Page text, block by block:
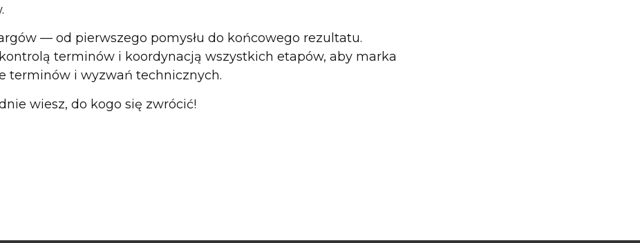
— od pierwszego pomysłu do końcowego rezultatu.
terminów i koordynacją wszystkich etapów, aby marka
terminów i wyzwań technicznych.
wiesz, do kogo się zwrócić!